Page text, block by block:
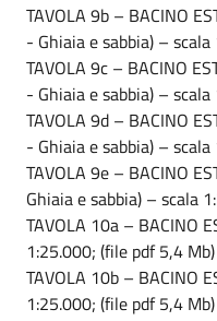
TAVOLA 9b – BACINO
- Ghiaia e sabbia) –
TAVOLA 9c – BACINO
- Ghiaia e sabbia) –
TAVOLA 9d – BACINO
- Ghiaia e sabbia) –
TAVOLA 9e – BACINO
Ghiaia e sabbia) – scala
TAVOLA 10a – BACINO
1:25.000; (file pdf 5,4 Mb)
TAVOLA 10b – BACINO
1:25.000; (file pdf 5,4 Mb)